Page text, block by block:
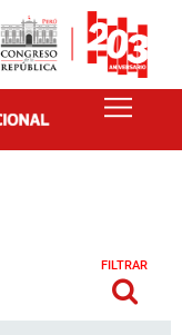
FILTRAR